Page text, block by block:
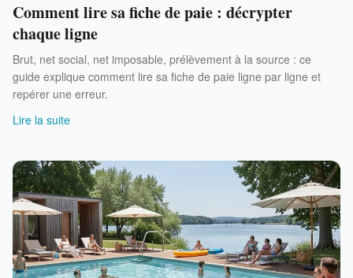
Comment lire sa fiche de paie : décrypter
chaque ligne
Brut, net social, net imposable, prélèvement à la source : ce
guide explique comment lire sa fiche de paie ligne par ligne et
repérer une erreur.
Lire la suite